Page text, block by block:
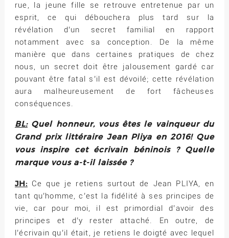
rue, la jeune fille se retrouve entretenue par un
esprit, ce qui débouchera plus tard sur la
révélation d’un secret familial en rapport
notamment avec sa conception. De la même
manière que dans certaines pratiques de chez
nous, un secret doit être jalousement gardé car
pouvant être fatal s’il est dévoilé; cette révélation
aura malheureusement de fort fâcheuses
conséquences.
BL:Quel honneur, vous êtes le vainqueur du
Grand prix littéraire Jean Pliya en 2016! Que
vous inspire cet écrivain béninois ? Quelle
marque vous a-t-il laissée ?
JH:Ce que je retiens surtout de Jean PLIYA, en
tant qu’homme, c’est la fidélité à ses principes de
vie, car pour moi, il est primordial d’avoir des
principes et d’y rester attaché. En outre, de
l’écrivain qu’il était, je retiens le doigté avec lequel